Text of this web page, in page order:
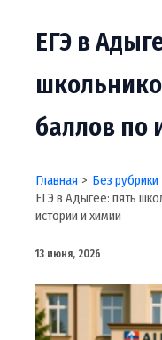
ЕГЭ в
баллов по
Главная
Без рубрики
ЕГЭ в Адыгее: пять
истории и химии
13 июня, 2026